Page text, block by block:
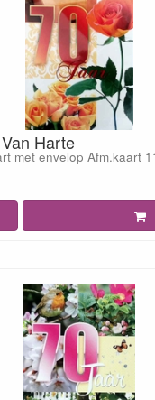
Harte
met envelop Afm.kaart